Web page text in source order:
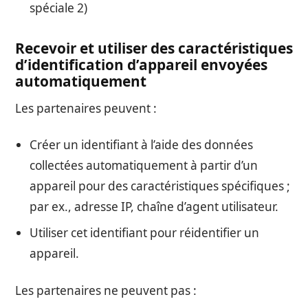
spéciale 2)
Recevoir et utiliser des caractéristiques
d’identification d’appareil envoyées
automatiquement
Les partenaires peuvent :
Créer un identifiant à l’aide des données
collectées automatiquement à partir d’un
appareil pour des caractéristiques spécifiques ;
par ex., adresse IP, chaîne d’agent utilisateur.
Utiliser cet identifiant pour réidentifier un
appareil.
Les partenaires ne peuvent pas :